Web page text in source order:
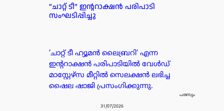
“ചാറ്റ് ടീ” ഇന്ററാക്ഷൻ പരിപാടി
സംഘടിപ്പിച്ചു
‘ചാറ്റ് ടീ ഹ്യൂമൻ ലൈബ്രറി’ എന്ന
ഇന്ററാക്ഷൻ പരിപാടിയിൽ വേൾഡ്
മാസ്റ്റേഴ്സ മീറ്റിൽ സെലക്ഷൻ ലഭിച്ച
ഷൈല ഷാജി പ്രസംഗിക്കുന്നു.
പരസ്യം
31/07/2026